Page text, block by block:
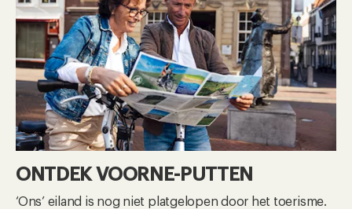
ONTDEK VOORNE-PUTTEN
‘Ons’ eiland is nog niet platgelopen door het toerisme.